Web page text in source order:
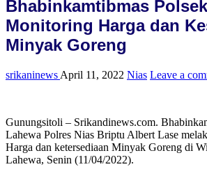
Bhabinkamtibmas
Monitoring Harga dan
Minyak Goreng
srikaninews April 11, 2022 Nias Leave a
Gunungsitoli – Srikandinews.com.
Lahewa Polres Nias Briptu Albert Lase
Harga dan ketersediaan Minyak Goreng di
Lahewa, Senin (11/04/2022).